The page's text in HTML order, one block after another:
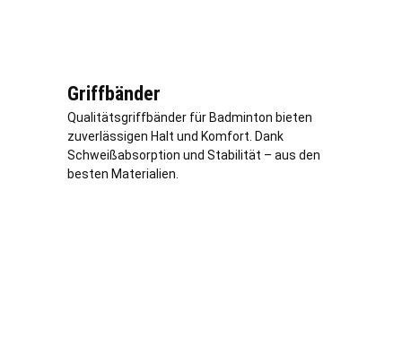
Griffbänder
Qualitätsgriffbänder für Badminton bieten
zuverlässigen Halt und Komfort. Dank
Schweißabsorption und Stabilität – aus den
besten Materialien.